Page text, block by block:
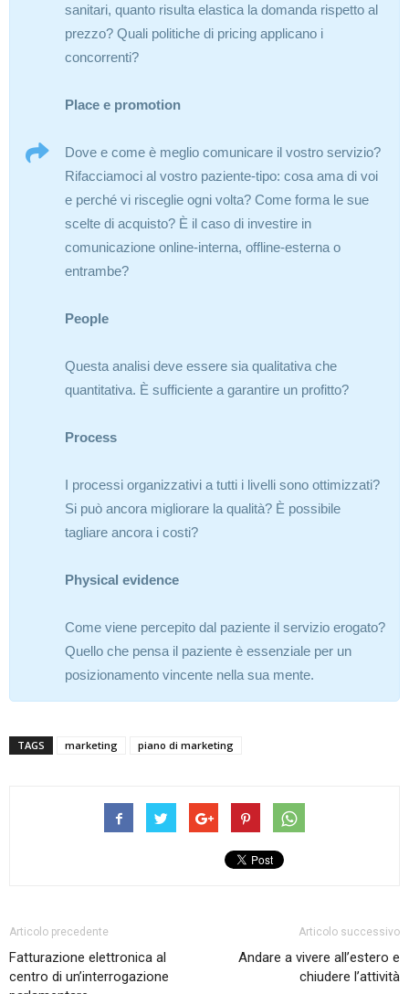
sanitari, quanto risulta elastica la domanda rispetto al
prezzo? Quali politiche di pricing applicano i
concorrenti?
Place e promotion
Dove e come è meglio comunicare il vostro servizio?
Rifacciamoci al vostro paziente-tipo: cosa ama di voi
e perché vi risceglie ogni volta? Come forma le sue
scelte di acquisto? È il caso di investire in
comunicazione online-interna, offline-esterna o
entrambe?
People
Questa analisi deve essere sia qualitativa che
quantitativa. È sufficiente a garantire un profitto?
Process
I processi organizzativi a tutti i livelli sono ottimizzati?
Si può ancora migliorare la qualità? È possibile
tagliare ancora i costi?
Physical evidence
Come viene percepito dal paziente il servizio erogato?
Quello che pensa il paziente è essenziale per un
posizionamento vincente nella sua mente.
TAGS marketing piano di marketing
Articolo precedente
Fatturazione elettronica al
centro di un’interrogazione
Articolo successivo
Andare a vivere all’estero e
chiudere l’attività